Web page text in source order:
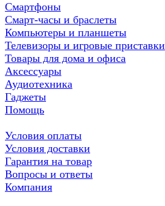
Смартфоны
Смарт-часы и браслеты
Компьютеры и планшеты
Телевизоры и игровые приставки
Товары для дома и офиса
Аксессуары
Аудиотехника
Гаджеты
Помощь
Условия оплаты
Условия доставки
Гарантия на товар
Вопросы и ответы
Компания